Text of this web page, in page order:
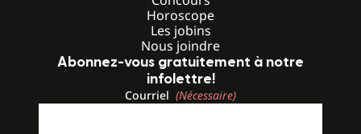
Horoscope
Les jobins
Nous joindre
Abonnez-vous gratuitement à notre
infolettre!
Courriel (Nécessaire)